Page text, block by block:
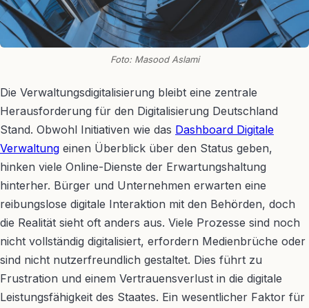
Foto: Masood Aslami
Die Verwaltungsdigitalisierung bleibt eine zentrale
Herausforderung für den Digitalisierung Deutschland
Stand. Obwohl Initiativen wie das Dashboard Digitale
Verwaltung einen Überblick über den Status geben,
hinken viele Online-Dienste der Erwartungshaltung
hinterher. Bürger und Unternehmen erwarten eine
reibungslose digitale Interaktion mit den Behörden, doch
die Realität sieht oft anders aus. Viele Prozesse sind noch
nicht vollständig digitalisiert, erfordern Medienbrüche oder
sind nicht nutzerfreundlich gestaltet. Dies führt zu
Frustration und einem Vertrauensverlust in die digitale
Leistungsfähigkeit des Staates. Ein wesentlicher Faktor für